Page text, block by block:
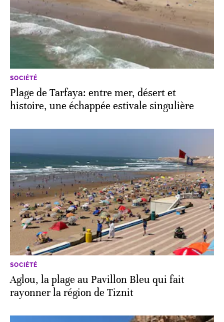
SOCIÉTÉ
Plage de Tarfaya: entre mer, désert et
histoire, une échappée estivale singulière
SOCIÉTÉ
Aglou, la plage au Pavillon Bleu qui fait
rayonner la région de Tiznit